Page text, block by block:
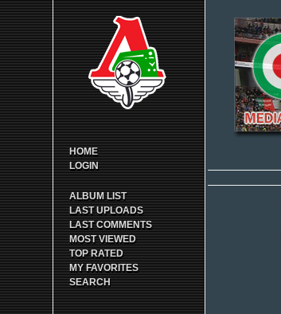
HOME
LOGIN
ALBUM LIST
LAST UPLOADS
LAST COMMENTS
MOST VIEWED
TOP RATED
MY FAVORITES
SEARCH